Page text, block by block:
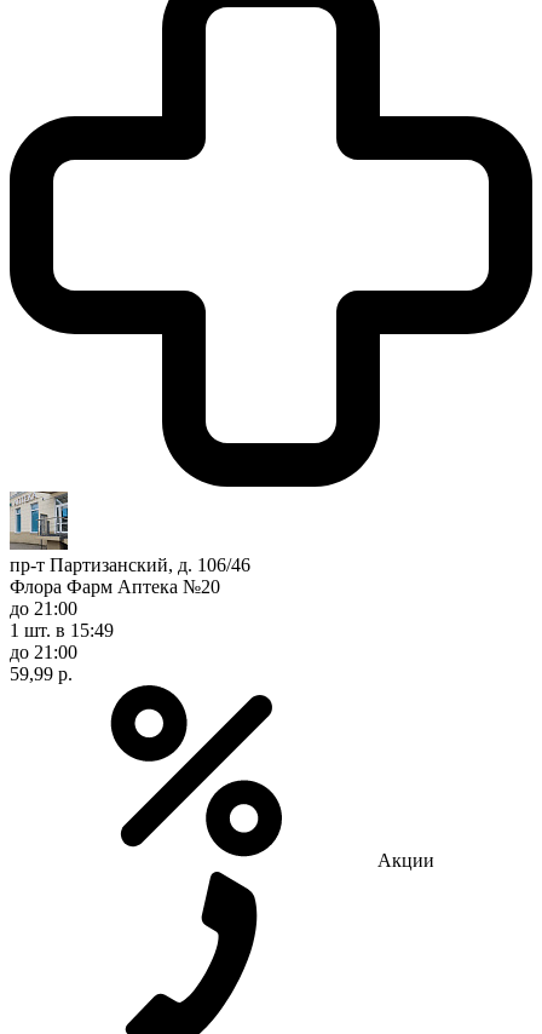
пр-т Партизанский, д. 106/46
Флора Фарм Аптека №20
до 21:00
1 шт. в 15:49
до 21:00
59,99 р.
Акции